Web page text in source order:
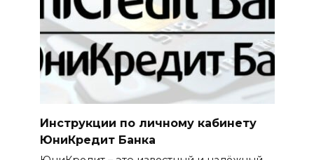
Инструкции по личному кабинету
ЮниКредит Банка